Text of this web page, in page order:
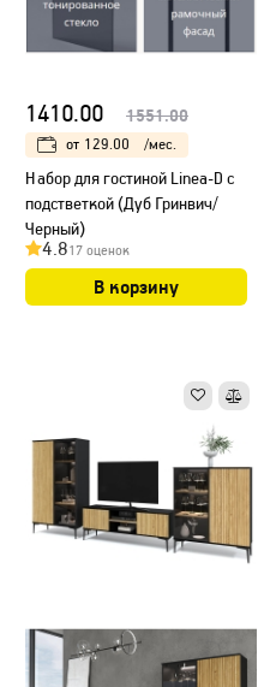
1410.00 1551.00
от 129.00 /мес.
Набор для гостиной Linea-D с
подстветкой (Дуб Гринвич/
Черный)
4.817 оценок
В корзину